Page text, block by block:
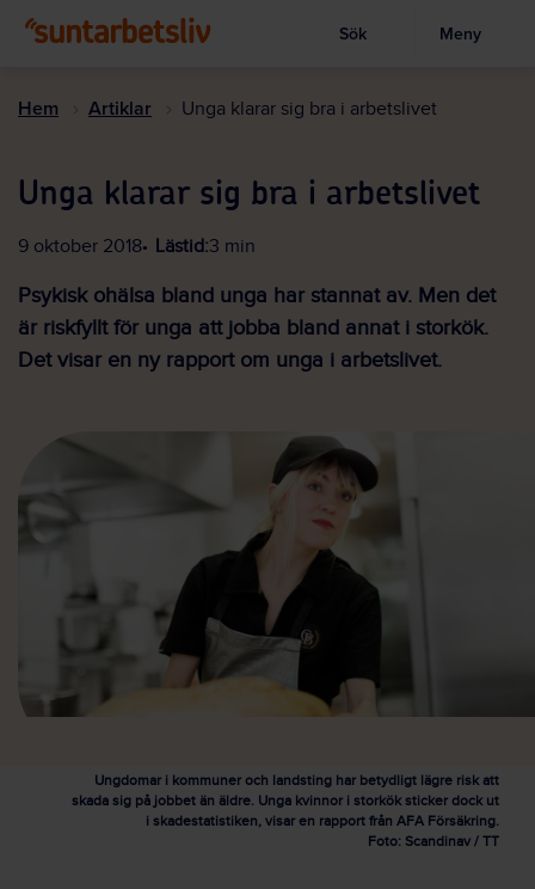
till
Visa sökruta
Sök Meny
Hem Artiklar Unga klarar sig bra i arbetslivet
Unga klarar sig bra i arbetslivet
9 oktober 2018 Lästid:3 min
Psykisk ohälsa bland unga har stannat av. Men det
är riskfyllt för unga att jobba bland annat i storkök.
Det visar en ny rapport om unga i arbetslivet.
Ungdomar i kommuner och landsting har betydligt lägre risk att
skada sig på jobbet än äldre. Unga kvinnor i storkök sticker dock ut
i skadestatistiken, visar en rapport från AFA Försäkring.
Foto: Scandinav / TT